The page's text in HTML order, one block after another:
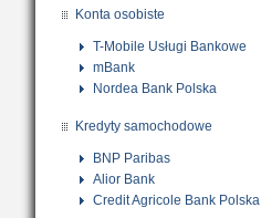
Konta osobiste
T-Mobile Usługi Bankowe
mBank
Nordea Bank Polska
Kredyty samochodowe
BNP Paribas
Alior Bank
Credit Agricole Bank Polska